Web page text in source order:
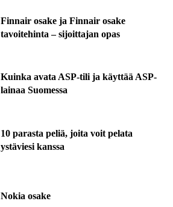
Finnair osake ja Finnair osake
tavoitehinta – sijoittajan opas
Kuinka avata ASP-tili ja käyttää ASP-
lainaa Suomessa
10 parasta peliä, joita voit pelata
ystäviesi kanssa
Nokia osake